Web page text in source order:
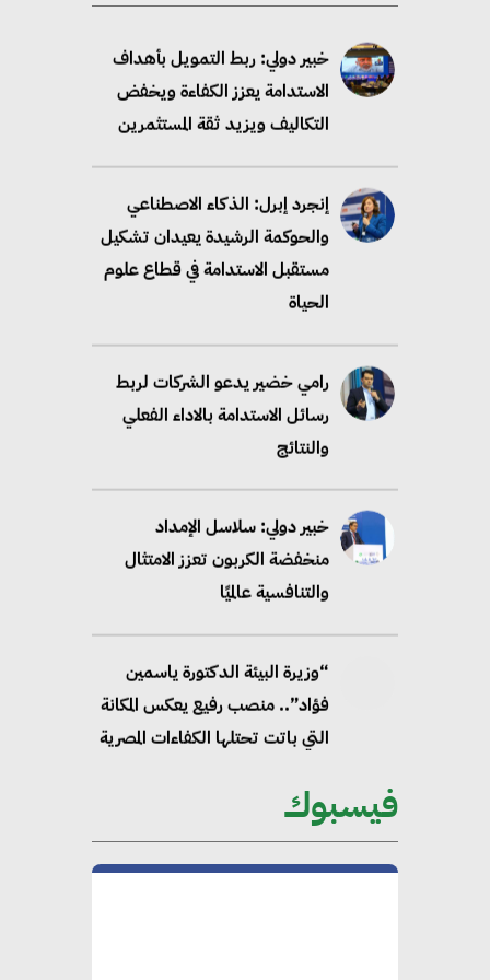
خبير دولي: ربط التمويل بأهداف
الاستدامة يعزز الكفاءة ويخفض
التكاليف ويزيد ثقة المستثمرين
إنجرد إبرل: الذكاء الاصطناعي
والحوكمة الرشيدة يعيدان تشكيل
مستقبل الاستدامة في قطاع علوم
الحياة
رامي خضير يدعو الشركات لربط
رسائل الاستدامة بالاداء الفعلي
والنتائج
خبير دولي: سلاسل الإمداد
منخفضة الكربون تعزز الامتثال
والتنافسية عالميًا
“وزيرة البيئة الدكتورة ياسمين
فؤاد”.. منصب رفيع يعكس المكانة
التي باتت تحتلها الكفاءات المصرية
محلب : المباني الخضراء إضافة
فيسبوك